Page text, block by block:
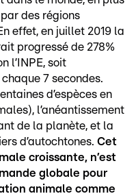
des régions
effet, en juillet 2019 la
progressé de 278%
l’INPE, soit
7 secondes.
d’espèces en
l’anéantissement
de la planète, et la
d’autochtones. Cet
croissante, n’est
globale pour
animale comme